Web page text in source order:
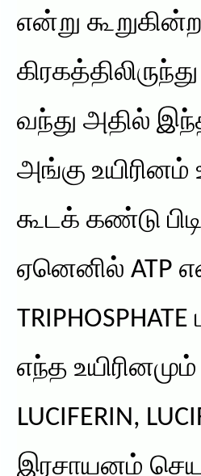
என்று
வந்து அதில்
அங்கு
கூடக் கண்டு
ஏனெனில் ATP
எந்த
LUCIFERIN,
இரசாயனம்